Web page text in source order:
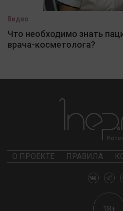
Видео
Что необходимо знать
врача-косметолога?
О ПРОЕКТЕ ПРАВИЛА
18+